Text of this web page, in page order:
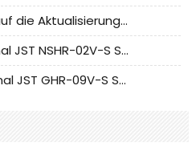
CLIFF unter Bezugnahme auf die Aktualisierung der chinesischen Stecker-Testnormen
JST Stecker - bietet Original JST NSHR-02V-S Stecker und Ersatzteile an
JST-Stecker - Bietet Original JST GHR-09V-S Stecker und Ersatzteile an